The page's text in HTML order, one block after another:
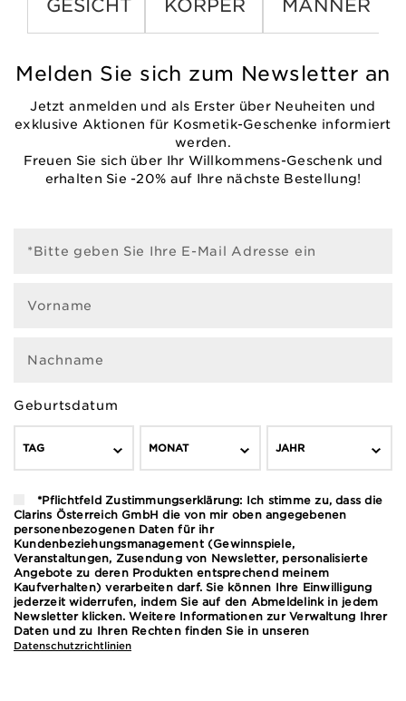
GESICHT KÖRPER MÄNNER
Melden Sie sich zum Newsletter an
Jetzt anmelden und als Erster über Neuheiten und
exklusive Aktionen für Kosmetik-Geschenke informiert
werden.
Freuen Sie sich über Ihr Willkommens-Geschenk und
erhalten Sie -20% auf Ihre nächste Bestellung!
*Bitte geben Sie Ihre E-Mail Adresse ein
Vorname
Nachname
Geburtsdatum
TAG MONAT JAHR
*Pflichtfeld Zustimmungserklärung: Ich stimme zu, dass die
Clarins Österreich GmbH die von mir oben angegebenen
personenbezogenen Daten für ihr
Kundenbeziehungsmanagement (Gewinnspiele,
Veranstaltungen, Zusendung von Newsletter, personalisierte
Angebote zu deren Produkten entsprechend meinem
Kaufverhalten) verarbeiten darf. Sie können Ihre Einwilligung
jederzeit widerrufen, indem Sie auf den Abmeldelink in jedem
Newsletter klicken. Weitere Informationen zur Verwaltung Ihrer
Daten und zu Ihren Rechten finden Sie in unseren
Datenschutzrichtlinien